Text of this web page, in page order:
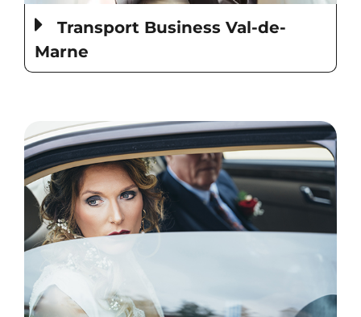
Transport Business Val-de-
Marne